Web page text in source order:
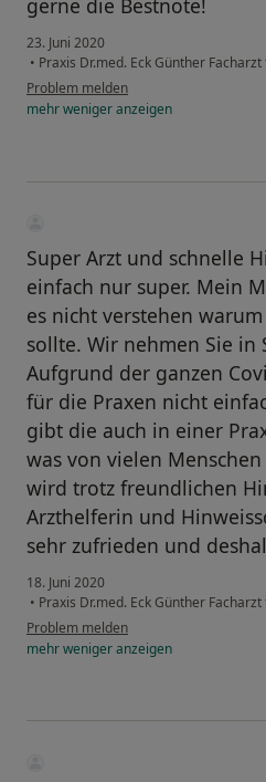
gerne die Bestnote!
23. Juni 2020
• Praxis Dr.med. Eck Günther
Problem melden
mehrwenigeranzeigen
Super Arzt und schnelle
einfach nur super. Mein
es nicht verstehen
sollte. Wir nehmen Sie in
Aufgrund der ganzen
für die Praxen nicht
gibt die auch in einer
was von vielen
wird trotz freundlichen
Arzthelferin und
sehr zufrieden und
18. Juni 2020
• Praxis Dr.med. Eck Günther
Problem melden
mehrwenigeranzeigen